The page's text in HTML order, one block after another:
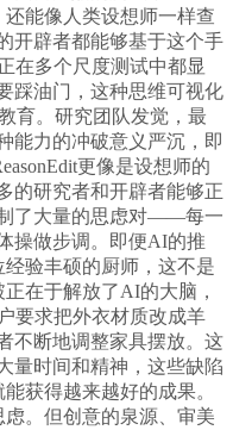
还能像人类设想师一样查
开辟者都能够基于这个手
在多个尺度测试中都显
踩油门，这种思维可视化
育。研究团队发觉，最
能力的冲破意义严沉，即
更像是设想师的
的研究者和开辟者能够正
了大量的思虑对——每一
操做步调。即便AI的推
经验丰硕的厨师，这不是
在于解放了AI的大脑，
要求把外衣材质改成羊
不断地调整家具摆放。这
量时间和精神，这些缺陷
获得越来越好的成果。
虑。但创意的泉源、审美